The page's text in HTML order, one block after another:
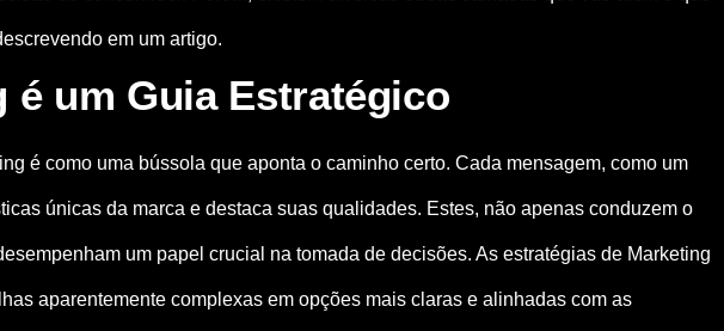
em um artigo.
é um Guia Estratégico
é como uma bússola que aponta o caminho certo. Cada mensagem, como um
únicas da marca e destaca suas qualidades. Estes, não apenas conduzem o
um papel crucial na tomada de decisões. As estratégias de Marketing
aparentemente complexas em opções mais claras e alinhadas com as